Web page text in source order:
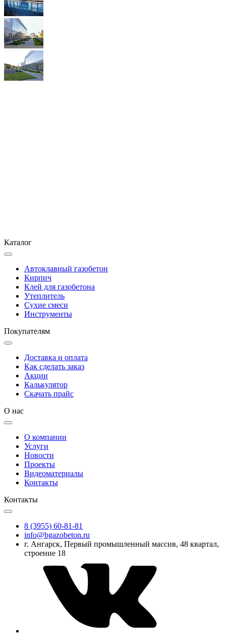
Каталог
Автоклавный газобетон
Кирпич
Клей для газобетона
Утеплитель
Сухие смеси
Инструменты
Покупателям
Доставка и оплата
Как сделать заказ
Акции
Калькулятор
Скачать прайс
О нас
О компании
Услуги
Новости
Проекты
Видеоматериалы
Контакты
Контакты
8 (3955) 60-81-81
info@bgazobeton.ru
г. Ангарск, Первый промышленный массив, 48 квартал,
строение 18